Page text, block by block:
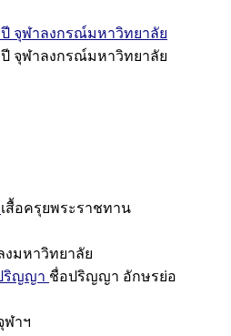
ปี จุฬาลงกรณ์มหาวิทยาลัย
ปี จุฬาลงกรณ์มหาวิทยาลัย
เสื้อครุยพระราชทาน
งมหาวิทยาลัย
ริญญา ชื่อปริญญา อักษรย่อ
ฬาฯ